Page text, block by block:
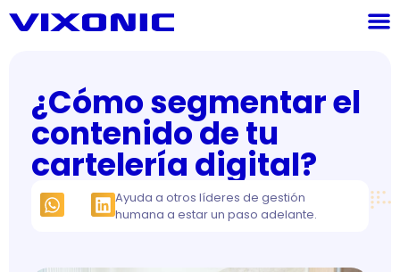
¿Cómo segmentar el
contenido de tu
cartelería digital?
Ayuda a otros líderes de gestión
humana a estar un paso adelante.